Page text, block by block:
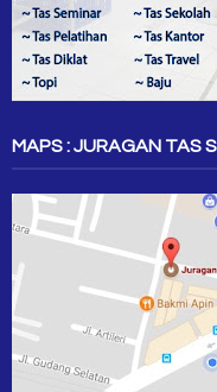
MAPS : JURAGAN TAS